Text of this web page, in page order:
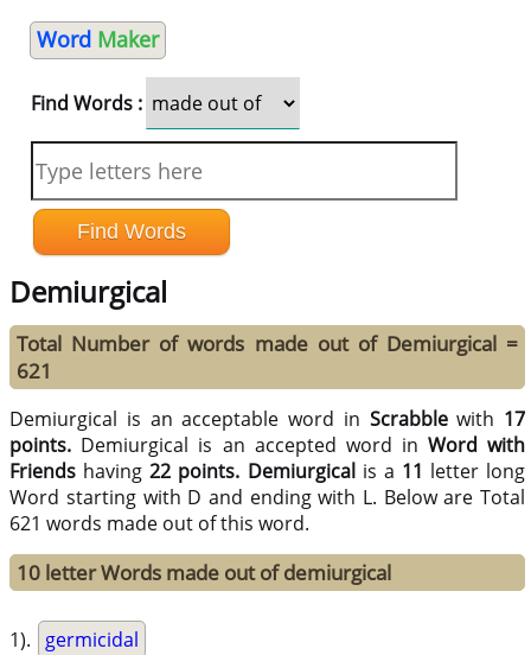
Word Maker
Find Words :
Demiurgical
Total Number of words made out of Demiurgical =
621
Demiurgical is an acceptable word in Scrabblewith 17
points. Demiurgical is an accepted word in Word with
Friends having22 points. Demiurgicalis a 11 letter long
Word starting with D and ending with L. Below are Total
621 words made out of this word.
10 letter Words made out of demiurgical
1). germicidal